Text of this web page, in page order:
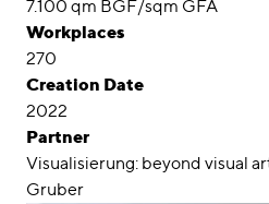
7.100 qm BGF/sqm GFA
Workplaces
270
Creation Date
2022
Partner
Visualisierung: beyond visual
Gruber